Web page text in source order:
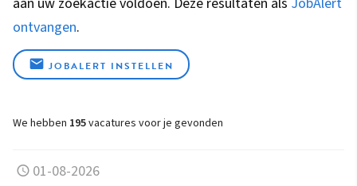
ontvangen.
JOBALERT INSTELLEN
We hebben 195vacatures voor je gevonden
01-08-2026